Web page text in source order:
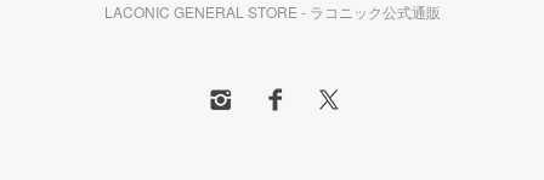
LACONIC GENERAL STORE - ラコニック公式通販